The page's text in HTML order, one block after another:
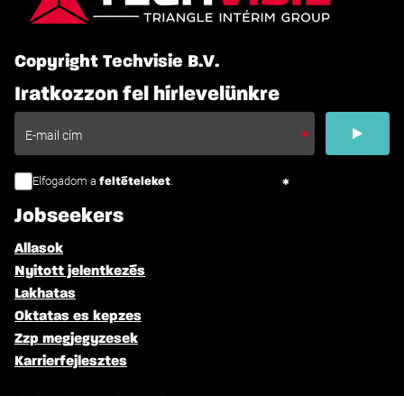
Copyright Techvisie B.V.
Iratkozzon fel hírlevelünkre
Elfogadom a feltételeket.
Jobseekers
Allasok
Nyitott jelentkezés
Lakhatas
Oktatas es kepzes
Zzp megjegyzesek
Karrierfejlesztes